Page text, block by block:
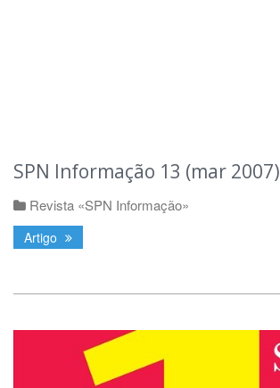
SPN Informação 13 (mar 2007)
Revista «SPN Informação»
Artigo